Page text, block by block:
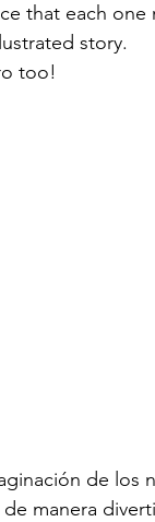
that each
story.
too!
de los
manera